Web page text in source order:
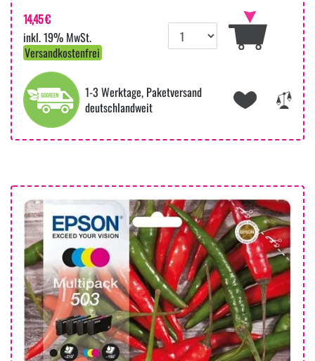
14,45 €
inkl. 19% MwSt.
Versandkostenfrei
1-3 Werktage, Paketversand
deutschlandweit